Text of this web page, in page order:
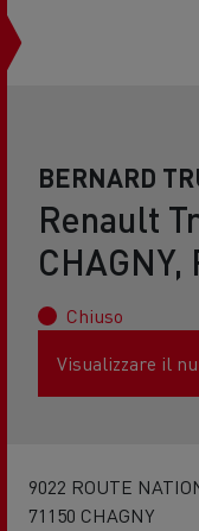
BERNARD
Renault
CHAGNY,
Chiuso
Visualizzare il
9022 ROUTE
71150 CHAGNY